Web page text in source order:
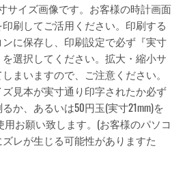
イズ画像です。お客様の時計画面
刷してご活用ください。印刷する
に保存し、印刷設定で必ず『実寸
選択してください。拡大・縮小サ
まいますので、ご注意ください。
見本が実寸通り印字されたか必ず
か、あるいは50円玉(実寸21mm)を
お願い致します。(お客様のパソコ
レが生じる可能性がありますた